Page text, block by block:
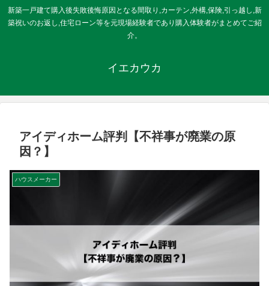
新築一戸建て購入後失敗後悔原因となる間取り,カーテン,外構,保険,引っ越し,新
築祝いのお返し,住宅ローン等を元現場経験者であり購入体験者がまとめてご紹
介。
イエカウカ
アイディホーム評判【不祥事が廃業の原
因？】
ハウスメーカー